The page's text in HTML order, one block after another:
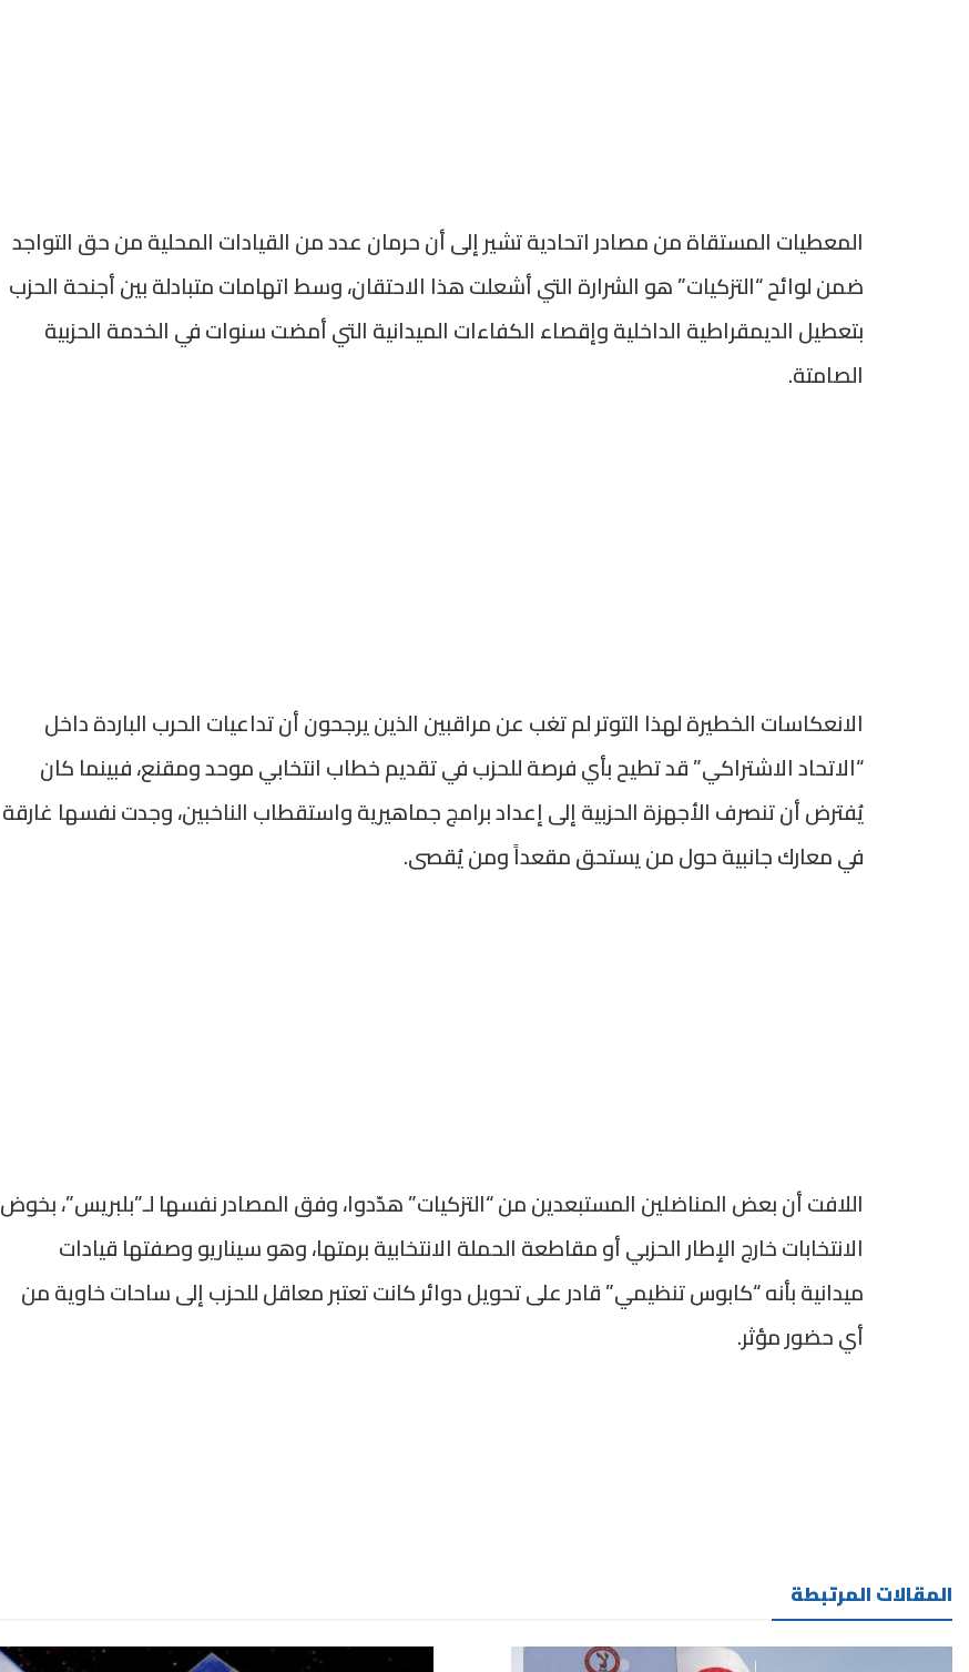
المعطيات المستقاة من مصادر اتحادية تشير إلى أن حرمان عدد من القيادات المحلية من حق التواجد
ضمن لوائح “التزكيات” هو الشرارة التي أشعلت هذا الاحتقان، وسط اتهامات متبادلة بين أجنحة الحزب
بتعطيل الديمقراطية الداخلية وإقصاء الكفاءات الميدانية التي أمضت سنوات في الخدمة الحزبية
الصامتة.
الانعكاسات الخطيرة لهذا التوتر لم تغب عن مراقبين الذين يرجحون أن تداعيات الحرب الباردة داخل
“الاتحاد الاشتراكي” قد تطيح بأي فرصة للحزب في تقديم خطاب انتخابي موحد ومقنع، فبينما كان
يُفترض أن تنصرف الأجهزة الحزبية إلى إعداد برامج جماهيرية واستقطاب الناخبين، وجدت نفسها غارقة
في معارك جانبية حول من يستحق مقعداً ومن يُقصى.
اللافت أن بعض المناضلين المستبعدين من “التزكيات” هدّدوا، وفق المصادر نفسها لـ”بلبريس”، بخوض
الانتخابات خارج الإطار الحزبي أو مقاطعة الحملة الانتخابية برمتها، وهو سيناريو وصفتها قيادات
ميدانية بأنه “كابوس تنظيمي” قادر على تحويل دوائر كانت تعتبر معاقل للحزب إلى ساحات خاوية من
أي حضور مؤثر.
المقالات المرتبطة